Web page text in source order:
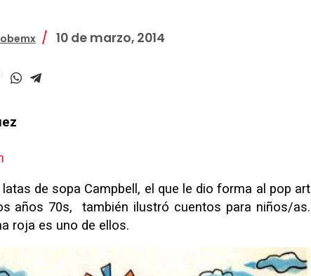
10 de marzo, 2014
de sopa Campbell, el que le dio forma al pop art
años 70s, también ilustró cuentos para niños/as.
roja es uno de ellos.